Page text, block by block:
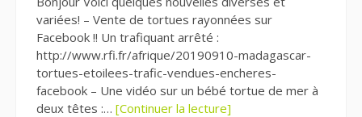
variées! – Vente de tortues rayonnées sur
Facebook !! Un trafiquant arrêté :
http://www.rfi.fr/afrique/20190910-madagascar-
tortues-etoilees-trafic-vendues-encheres-
facebook – Une vidéo sur un bébé tortue de mer à
deux têtes :… [Continuer la lecture]